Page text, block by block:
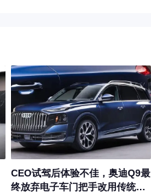
CEO试驾后体验不佳，奥迪Q9最
终放弃电子车门把手改用传统方